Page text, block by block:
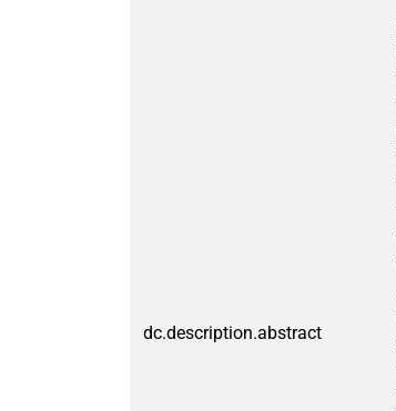
dc.description.abstract